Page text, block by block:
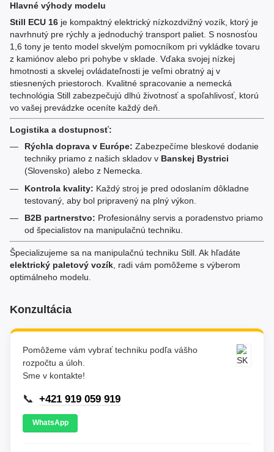
Hlavné výhody modelu
Still ECU 16 je kompaktný elektrický nízkozdvižný vozík, ktorý je
navrhnutý pre rýchly a jednoduchý transport paliet. S nosnosťou
1,6 tony je tento model skvelým pomocníkom pri vykládke tovaru
z kamiónov alebo pri pohybe v sklade. Vďaka svojej nízkej
hmotnosti a skvelej ovládateľnosti je veľmi obratný aj v
stiesnených priestoroch. Kvalitné spracovanie a nemecká
technológia Still zabezpečujú dlhú životnosť a spoľahlivosť, ktorú
vo vašej prevádzke oceníte každý deň.
Logistika a dostupnosť:
Rýchla doprava v Európe: Zabezpečíme bleskové dodanie
techniky priamo z našich skladov v Banskej Bystrici
(Slovensko) alebo z Nemecka.
Kontrola kvality: Každý stroj je pred odoslaním dôkladne
testovaný, aby bol pripravený na plný výkon.
B2B partnerstvo: Profesionálny servis a poradenstvo priamo
od špecialistov na manipulačnú techniku.
Špecializujeme sa na manipulačnú techniku Still. Ak hľadáte
elektrický paletový vozík, radi vám pomôžeme s výberom
optimálneho modelu.
Konzultácia
Pomôžeme vám vybrať techniku podľa vášho
rozpočtu a úloh.
Sme v kontakte!
📞 +421 919 059 919
WhatsApp